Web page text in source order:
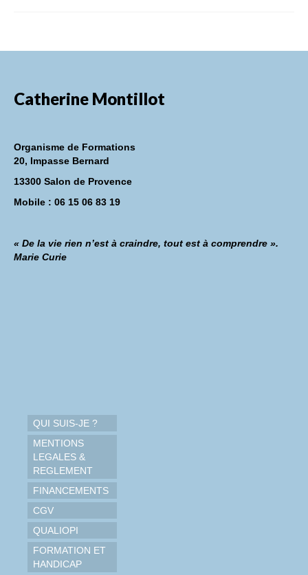
Catherine Montillot
Organisme de Formations
20, Impasse Bernard
13300 Salon de Provence
Mobile : 06 15 06 83 19
« De la vie rien n’est à craindre, tout est à comprendre ».
Marie Curie
QUI SUIS-JE ?
MENTIONS
LEGALES &
REGLEMENT
FINANCEMENTS
CGV
QUALIOPI
FORMATION ET
HANDICAP